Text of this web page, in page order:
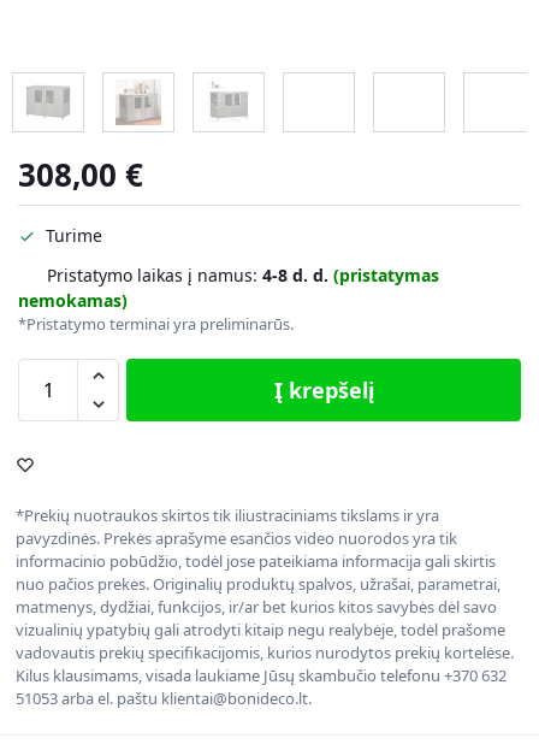
308,00 €
Turime
Pristatymo laikas į namus: 4-8 d. d. (pristatymas
nemokamas)
*Pristatymo terminai yra preliminarūs.
Į krepšelį
*Prekių nuotraukos skirtos tik iliustraciniams tikslams ir yra
pavyzdinės. Prekės aprašyme esančios video nuorodos yra tik
informacinio pobūdžio, todėl jose pateikiama informacija gali skirtis
nuo pačios prekės. Originalių produktų spalvos, užrašai, parametrai,
matmenys, dydžiai, funkcijos, ir/ar bet kurios kitos savybės dėl savo
vizualinių ypatybių gali atrodyti kitaip negu realybėje, todėl prašome
vadovautis prekių specifikacijomis, kurios nurodytos prekių kortelėse.
Kilus klausimams, visada laukiame Jūsų skambučio telefonu +370 632
51053 arba el. paštu klientai@bonideco.lt.